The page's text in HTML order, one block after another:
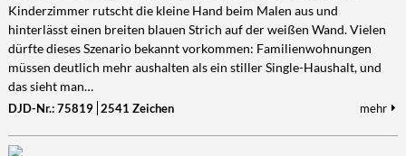
Kinderzimmer rutscht die kleine Hand beim Malen aus und
hinterlässt einen breiten blauen Strich auf der weißen Wand. Vielen
dürfte dieses Szenario bekannt vorkommen: Familienwohnungen
müssen deutlich mehr aushalten als ein stiller Single-Haushalt, und
das sieht man…
DJD-Nr.: 75819 2541 Zeichen mehr